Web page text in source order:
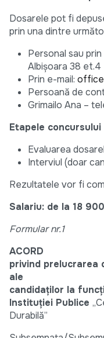
Dosarele pot fi
prin una dintre
Personal sau
Albișoara 38
Prin e-mail:
Persoană de
Grimailo Ana –
Etapele concursului
Evaluarea
Interviul (doar
Rezultatele vor fi
Salariu: de la 18
Formular nr.1
ACORD
privind prelucrarea
ale
candidaţilor la
Instituţiei Publice
Durabilă”